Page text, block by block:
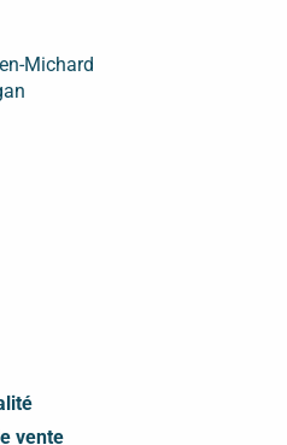
Michard
vente